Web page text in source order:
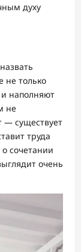
духу
не только
наполняют
не
— существует
труда
сочетании
очень